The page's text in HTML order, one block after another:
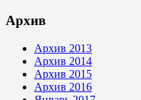
Архив
Архив 2013
Архив 2014
Архив 2015
Архив 2016